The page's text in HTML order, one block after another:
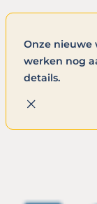
Onze nieuwe
werken nog
details.